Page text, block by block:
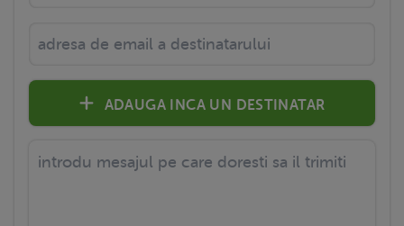
ADAUGA INCA UN DESTINATAR